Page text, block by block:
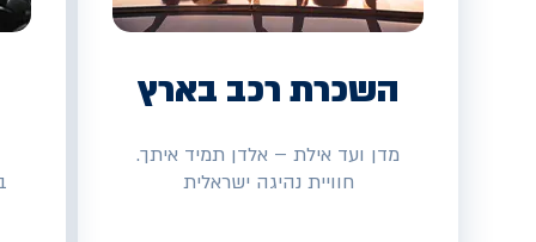
השכרת רכב בארץ
מדן ועד אילת – אלדן תמיד איתך.
חוויית נהיגה ישראלית